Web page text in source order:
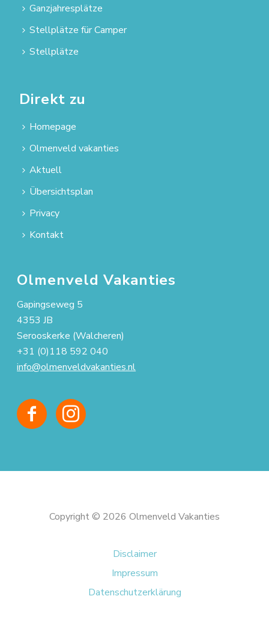
Ganzjahresplätze
Stellplätze für Camper
Stellplätze
Direkt zu
Homepage
Olmenveld vakanties
Aktuell
Übersichtsplan
Privacy
Kontakt
Olmenveld Vakanties
Gapingseweg 5
4353 JB
Serooskerke (Walcheren)
+31 (0)118 592 040
info@olmenveldvakanties.nl
Copyright © 2026 Olmenveld Vakanties
Disclaimer
Impressum
Datenschutzerklärung